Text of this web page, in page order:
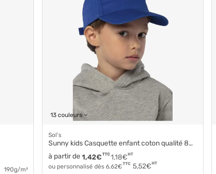
190g/m²
13 couleurs
Sol's
Sunny kids Casquette enfant coton qualité 88111
à partir de
1,18€HT
1,42€ TTC
ou personnalisé dès 6,62€ TTC 5,52€HT